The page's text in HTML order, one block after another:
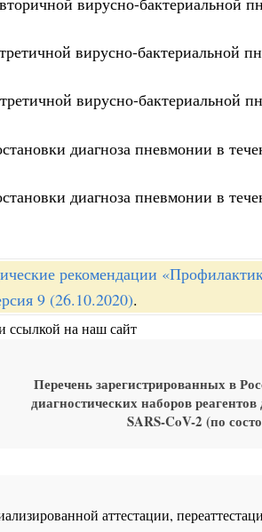
вирусно-бактериальной
вирусно-бактериальной
диагноза пневмонии в
диагноза пневмонии в
рекомендации
9 (26.10.2020).
ссылкой на наш сайт
Перечень зарегистрированных в
диагностических наборов
SARS-CoV-2 (по
аттестации,